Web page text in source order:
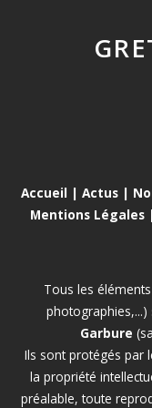
Accueil | Actus|
Mentions Légales
Tous les
Garbure
Ils sont protégés par
la propriété
préalable, toute